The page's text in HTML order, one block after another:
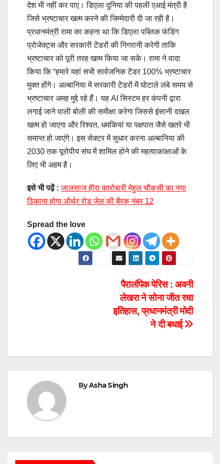
देश भी नहीं कर पाए। डिएला दुनिया की पहली एआई मंत्री है
जिसे भ्रष्टाचार खत्म करने की जिम्मेदारी दी जा रही है।
प्रधानमंत्री रामा का कहना था कि डिएला पब्लिक फंडिंग
प्रोजेक्ट्स और सरकारी टेंडरों की निगरानी करेगी ताकि
भ्रष्टाचार को पूरी तरह खत्म किया जा सके। रामा ने वादा
किया कि “हमारे यहां सभी सार्वजनिक टेंडर 100% भ्रष्टाचार
मुक्त होंगे। अल्बानिया में सरकारी टेंडरों में घोटाले लंबे समय से
भ्रष्टाचार अमह मुद्दे रहे हैं। यह AI सिस्टम हर कंपनी द्वारा
लगाई जाने वाली बोली की समीक्षा करेगा जिससे इंसानी दखल
खत्म हो जाएगा और रिश्वत, धमकियां या पक्षपात जैसे खतरे भी
समाप्त हो जाएंगे। इस सेक्टर में सुधार करना अल्बानिया की
2030 तक यूरोपीय संघ में शामिल होने की महत्वाकांक्षाओं के
लिए भी अहम है।
इसे भी पढ़ें :जालसाज हीरा कारोबारी मेहुल चौकसी का नया
ठिकाना होगा ऑर्थर रोड जेल की बैरक नंबर 12
Spread the love
पैरालंपिक पेरिस : अवनी
लेखरा ने सोना जीत रचा
इतिहास, प्रधानमंत्री मोदी
ने दी बधाई
ByAsha Singh